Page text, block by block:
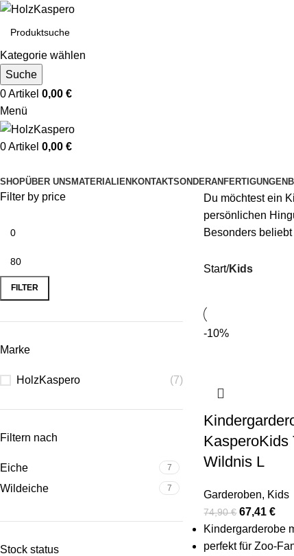
Kategorie wählen
Suche
0Artikel 0,00 €
Menü
0Artikel 0,00 €
SHOPÜBER UNSMATERIALIENKONTAKTSONDERANFERTIGUNGEN
Filter by price
FILTER
Marke
HolzKaspero (7)
Filtern nach
Eiche 7
Wildeiche 7
Stock status
Du möchtest ein
persönlichen
Besonders
Start Kids
-10%
KasperoKids
Wildnis L
Garderoben, Kids
74,90€ 67,41€
Kindergarderobe
perfekt für Zoo-